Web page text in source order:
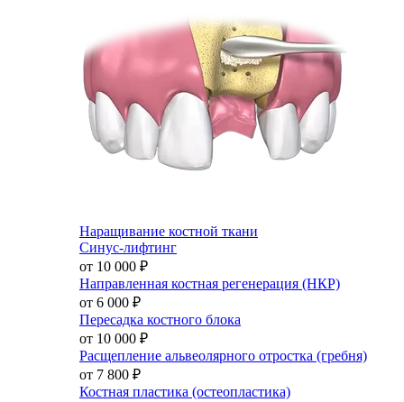
Наращивание костной ткани
Синус-лифтинг
от 10 000 ₽
Направленная костная регенерация (НКР)
от 6 000 ₽
Пересадка костного блока
от 10 000 ₽
Расщепление альвеолярного отростка (гребня)
от 7 800 ₽
Костная пластика (остеопластика)